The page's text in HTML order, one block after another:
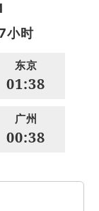
小时
东京
01:38
广州
00:38